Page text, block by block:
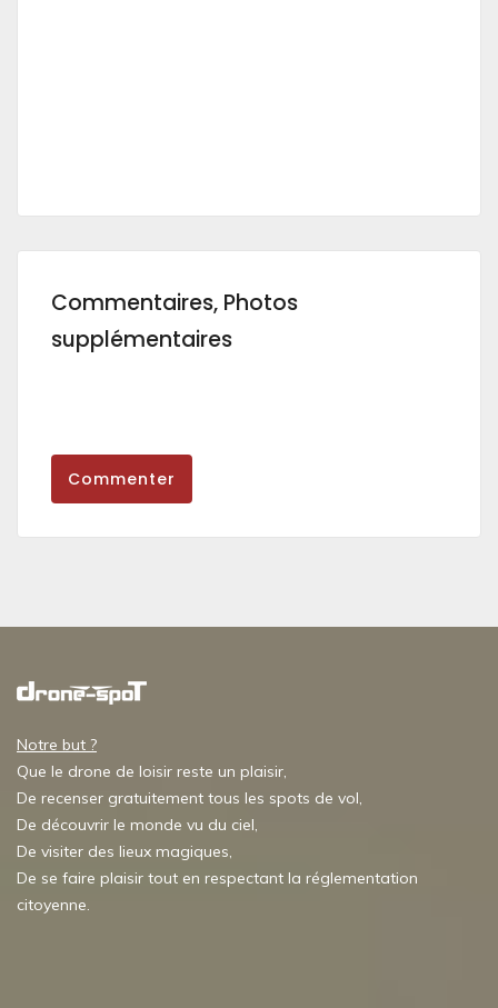
Commentaires, Photos
supplémentaires
Commenter
Notre but ?
Que le drone de loisir reste un plaisir,
De recenser gratuitement tous les spots de vol,
De découvrir le monde vu du ciel,
De visiter des lieux magiques,
De se faire plaisir tout en respectant la réglementation
citoyenne.